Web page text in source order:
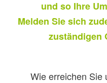
und so Ihre
Melden Sie sich
zuständigen
Wie erreichen Sie